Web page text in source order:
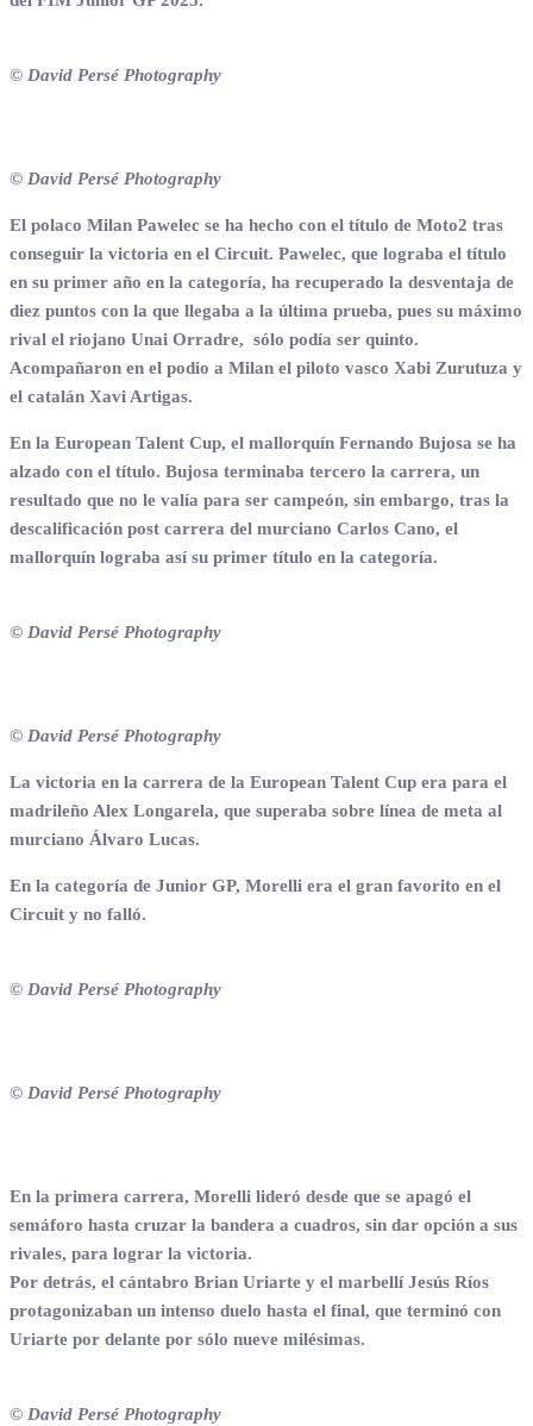
© David Persé Photography
© David Persé Photography
El polaco Milan Pawelec se ha hecho con el título de Moto2 tras
conseguir la victoria en el Circuit. Pawelec, que lograba el título
en su primer año en la categoría, ha recuperado la desventaja de
diez puntos con la que llegaba a la última prueba, pues su máximo
rival el riojano Unai Orradre, sólo podía ser quinto.
Acompañaron en el podio a Milan el piloto vasco Xabi Zurutuza y
el catalán Xavi Artigas.
En la European Talent Cup, el mallorquín Fernando Bujosa se ha
alzado con el título. Bujosa terminaba tercero la carrera, un
resultado que no le valía para ser campeón, sin embargo, tras la
descalificación post carrera del murciano Carlos Cano, el
mallorquín lograba así su primer título en la categoría.
© David Persé Photography
© David Persé Photography
La victoria en la carrera de la European Talent Cup era para el
madrileño Alex Longarela, que superaba sobre línea de meta al
murciano Álvaro Lucas.
En la categoría de Junior GP, Morelli era el gran favorito en el
Circuit y no falló.
© David Persé Photography
© David Persé Photography
En la primera carrera, Morelli lideró desde que se apagó el
semáforo hasta cruzar la bandera a cuadros, sin dar opción a sus
rivales, para lograr la victoria.
Por detrás, el cántabro Brian Uriarte y el marbellí Jesús Ríos
protagonizaban un intenso duelo hasta el final, que terminó con
Uriarte por delante por sólo nueve milésimas.
© David Persé Photography